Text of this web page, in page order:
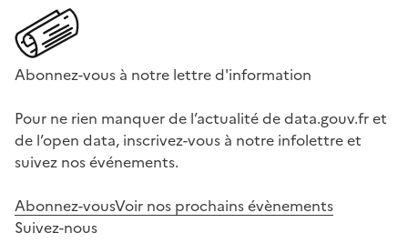
Abonnez-vous à notre lettre d'information
Pour ne rien manquer de l’actualité de data.gouv.fr et
de l’open data, inscrivez-vous à notre infolettre et
suivez nos événements.
Abonnez-vousVoir nos prochains évènements
Suivez-nous